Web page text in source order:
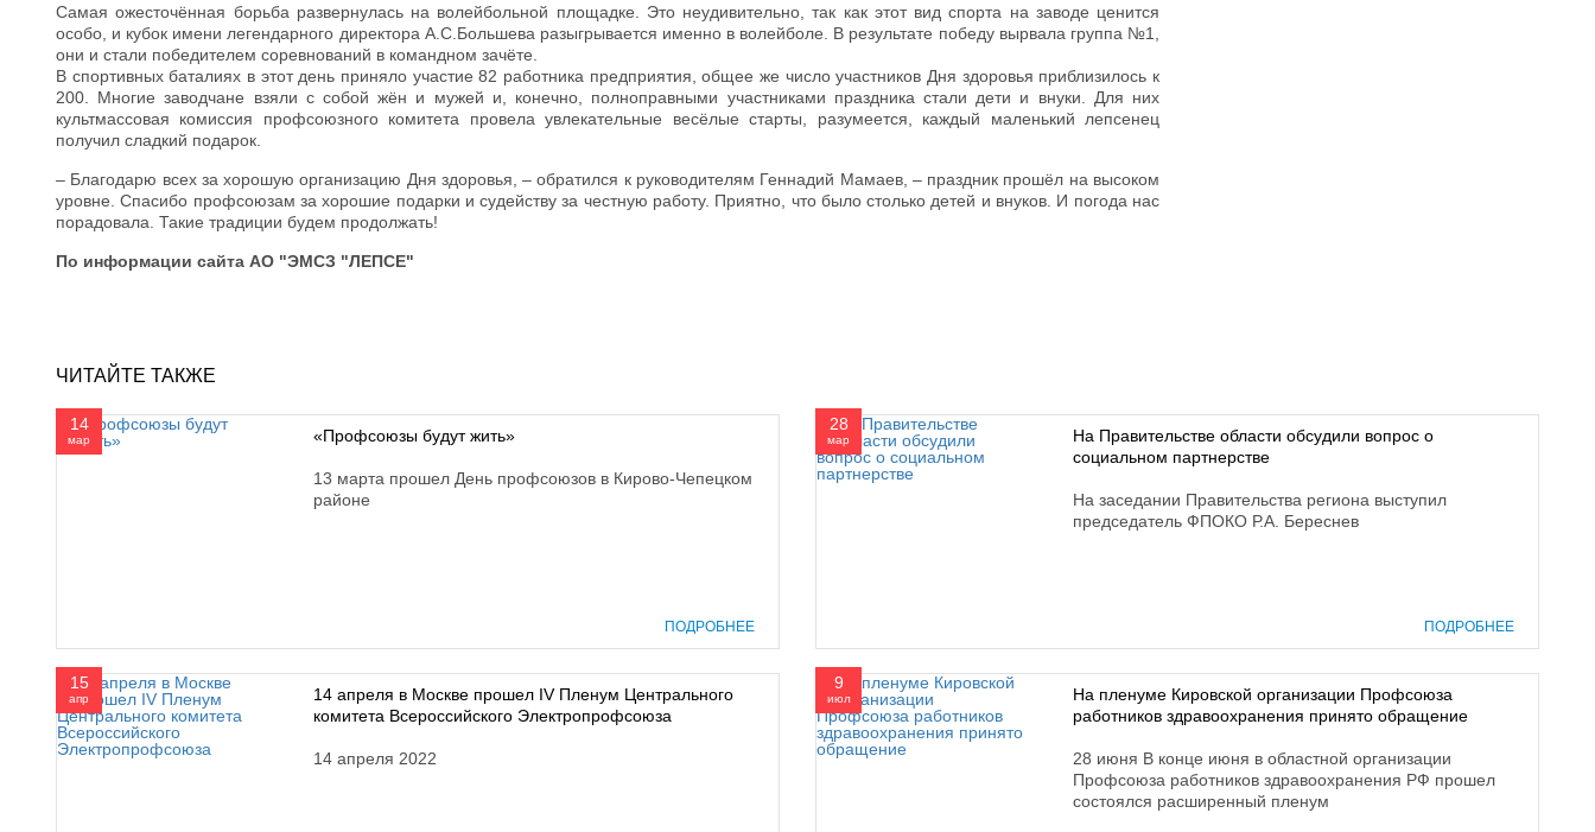
Самая ожесточённая борьба развернулась на волейбольной площадке. Это неудивительно, так как этот вид спорта на заводе ценится
особо, и кубок имени легендарного директора А.С.Большева разыгрывается именно в волейболе. В результате победу вырвала группа №1,
они и стали победителем соревнований в командном зачёте.
В спортивных баталиях в этот день приняло участие 82 работника предприятия, общее же число участников Дня здоровья приблизилось к
200. Многие заводчане взяли с собой жён и мужей и, конечно, полноправными участниками праздника стали дети и внуки. Для них
культмассовая комиссия профсоюзного комитета провела увлекательные весёлые старты, разумеется, каждый маленький лепсенец
получил сладкий подарок.
– Благодарю всех за хорошую организацию Дня здоровья, – обратился к руководителям Геннадий Мамаев, – праздник прошёл на высоком
уровне. Спасибо профсоюзам за хорошие подарки и судейству за честную работу. Приятно, что было столько детей и внуков. И погода нас
порадовала. Такие традиции будем продолжать!
По информации сайта АО "ЭМСЗ "ЛЕПСЕ"
ЧИТАЙТЕ ТАКЖЕ
14
мар «Профсоюзы будут жить»
13 марта прошел День профсоюзов в Кирово-Чепецком
районе
ПОДРОБНЕЕ
28
мар
На Правительстве области обсудили вопрос о
социальном партнерстве
На заседании Правительства региона выступил
председатель ФПОКО Р.А. Береснев
ПОДРОБНЕЕ
15
апр
14 апреля в Москве прошел IV Пленум Центрального
комитета Всероссийского Электропрофсоюза
14 апреля 2022
9
июл
На пленуме Кировской организации Профсоюза
работников здравоохранения принято обращение
28 июня В конце июня в областной организации
Профсоюза работников здравоохранения РФ прошел
состоялся расширенный пленум